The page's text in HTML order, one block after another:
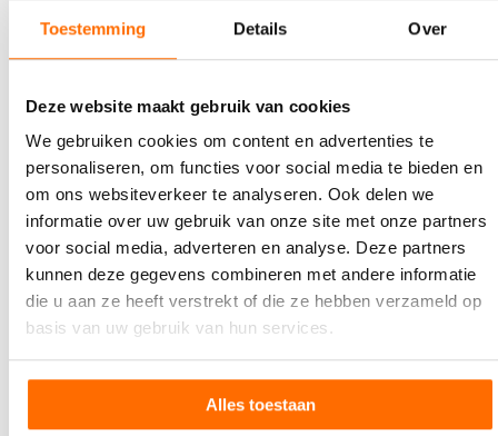
Toestemming Details Over
Deze website maakt gebruik van cookies
We gebruiken cookies om content en advertenties te
personaliseren, om functies voor social media te bieden en
om ons websiteverkeer te analyseren. Ook delen we
informatie over uw gebruik van onze site met onze partners
voor social media, adverteren en analyse. Deze partners
kunnen deze gegevens combineren met andere informatie
die u aan ze heeft verstrekt of die ze hebben verzameld op
basis van uw gebruik van hun services.
Alles toestaan
11 FEBRUARI 2026
februari
Rond 17 februari verschijnt de eerste editie van
PRINTmatters in 2026: een special over Digital Print.…